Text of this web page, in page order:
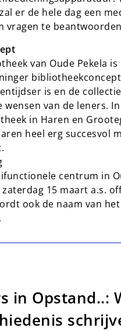
er de hele dag een
vragen te
van Oude Pekela
is en de
wensen van de leners.
in Haren en
heel erg succesvol
centrum in
15 maart a.s.
ook de naam van
in Opstand..: